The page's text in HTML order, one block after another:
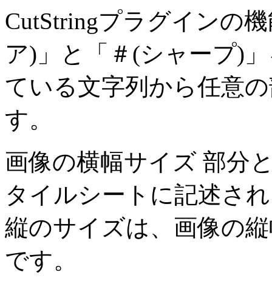
CutStringプラグインの
ア)」と「＃(シャープ)
ている文字列から任意
す。
画像の横幅サイズ 部分
タイルシートに記述さ
縦のサイズは、画像の
です。